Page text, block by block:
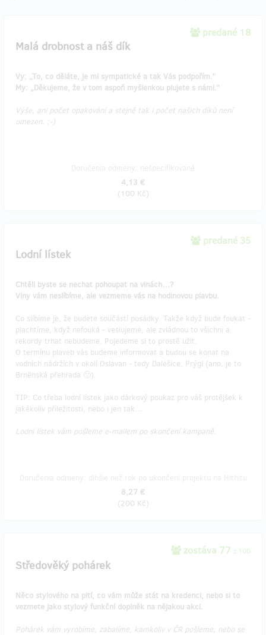
predané 18
Malá drobnost a náš dík
Vy: „To, co děláte, je mi sympatické a tak Vás podpořím.”
My: „Děkujeme, že v tom aspoň myšlenkou plujete s námi.”
Výše, ani počet opakování a stejně tak i počet našich díků není
omezen. ;-)
4,13 €
(100 Kč)
predané 35
Lodní lístek
Chtěli byste se nechat pohoupat na vlnách…?
Vlny vám neslíbíme, ale vezmeme vás na hodinovou plavbu.
Co slíbíme je, že budete součástí posádky. Takže když bude foukat -
plachtíme, když nefouká - veslujeme, ale zvládnou to všichni a
rekordy trhat nebudeme. Pojedeme si to prostě užít.
O termínu plaveb vás budeme informovat a budou se konat na
vodních nádržích v okolí Oslavan - tedy Dalešice, Prýgl (ano, je to
Brněnská přehrada 🙂).
TIP: Co třeba lodní lístek jako dárkový poukaz pro váš protějšek k
jakékoliv příležitosti, nebo i jen tak...
Lodní lístek vám pošleme e-mailem po skončení kampaně.
8,27 €
(200 Kč)
zostáva 77 z 100
Středověký pohárek
Něco stylového na pití, co vám může stát na kredenci, nebo si to
vezmete jako stylový funkční doplněk na nějakou akci.
Pohárek vám vyrobíme, zabalíme, kamkoliv v ČR pošleme, nebo se